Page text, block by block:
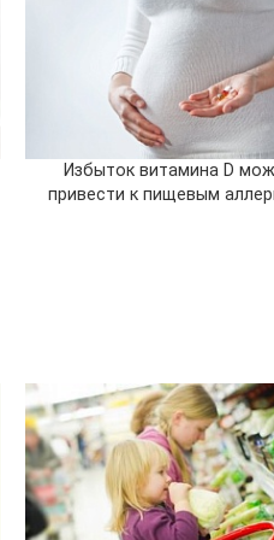
Избыток витамина D
привести к пищевым